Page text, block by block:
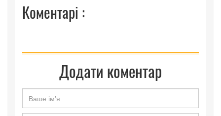
Коментарі :
Додати коментар